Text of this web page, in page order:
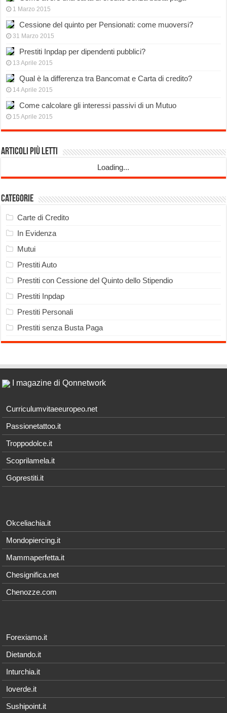
1 Marzo 2015
Cessione del quinto per Pensionati: come muoversi?
31 Marzo 2015
Prestiti Inpdap per dipendenti pubblici?
13 Aprile 2015
Qual è la differenza tra Bancomat e Carta di credito?
14 Aprile 2015
Come calcolare gli interessi passivi di un Mutuo
15 Aprile 2015
Articoli più Letti
Loading...
Categorie
Carte di Credito
In Evidenza
Mutui
Prestiti Auto
Prestiti con Cessione del Quinto dello Stipendio
Prestiti Inpdap
Prestiti Personali
Prestiti senza Busta Paga
I magazine di Qonnetwork
Curriculumvitaeeuropeo.net
Passionetattoo.it
Troppodolce.it
Scoprilamela.it
Goprestiti.it
Okceliachia.it
Mondopiercing.it
Mammaperfetta.it
Chesignifica.net
Chenozze.com
Forexiamo.it
Dietando.it
Inturchia.it
Ioverde.it
Sushipoint.it